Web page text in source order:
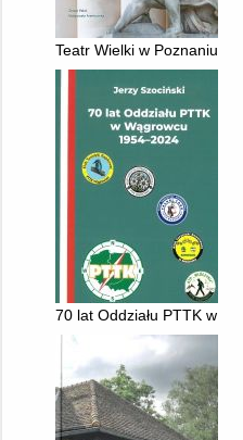
Teatr Wielki w Poznaniu
70 lat Oddziału PTTK w